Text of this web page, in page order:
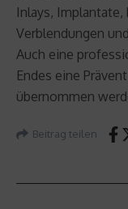
Inlays,
Verblendungen
Auch eine
Endes eine
übernommen
Beitrag teilen